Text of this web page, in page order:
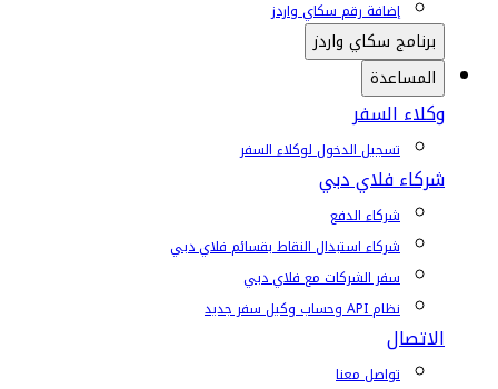
إضافة رقم سكاي واردز
برنامج سكاي واردز
المساعدة
وكلاء السفر
تسجيل الدخول لوكلاء السفر
شركاء فلاي دبي
شركاء الدفع
شركاء استبدال النقاط بقسائم فلاي دبي
سفر الشركات مع فلاي دبي
نظام API وحساب وكيل سفر جديد
الاتصال
تواصل معنا